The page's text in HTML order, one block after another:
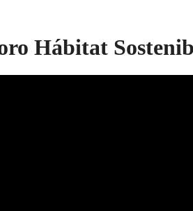
Hábitat